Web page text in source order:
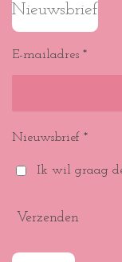
Nieuwsbrief
E-mailadres *
Nieuwsbrief *
Ik wil graag
Verzenden